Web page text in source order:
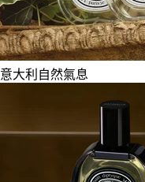
意大利自然氣息